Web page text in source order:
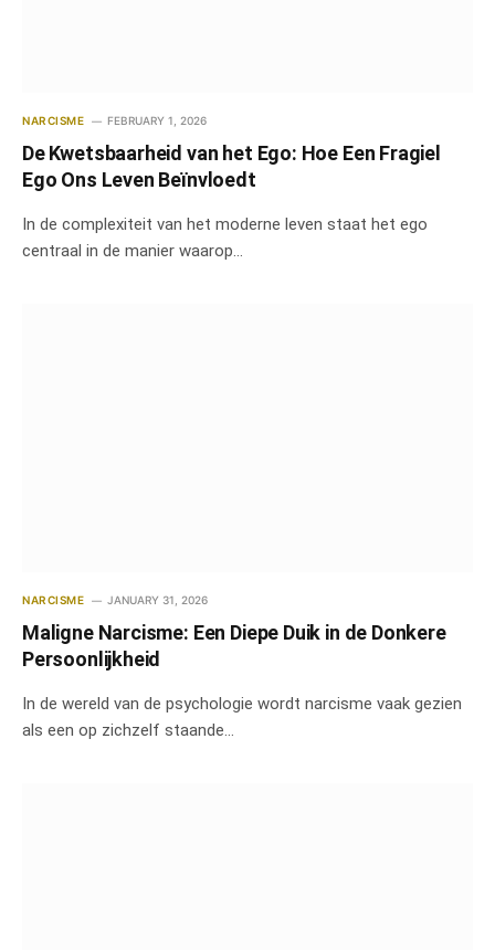
NARCISME FEBRUARY 1, 2026
De Kwetsbaarheid van het Ego: Hoe Een Fragiel
Ego Ons Leven Beïnvloedt
In de complexiteit van het moderne leven staat het ego
centraal in de manier waarop…
NARCISME JANUARY 31, 2026
Maligne Narcisme: Een Diepe Duik in de Donkere
Persoonlijkheid
In de wereld van de psychologie wordt narcisme vaak gezien
als een op zichzelf staande…